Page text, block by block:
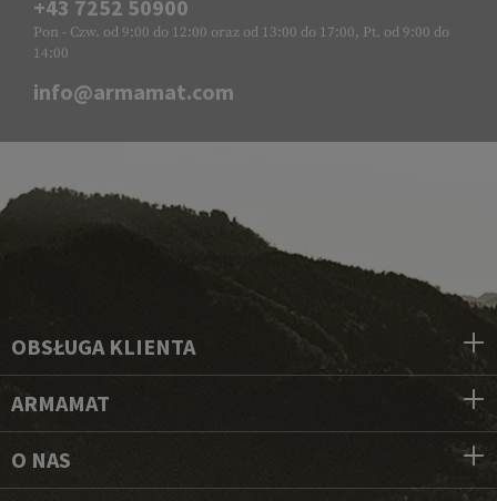
+43 7252 50900
Pon - Czw. od 9:00 do 12:00 oraz od 13:00 do 17:00, Pt. od 9:00 do
14:00
info@armamat.com
OBSŁUGA KLIENTA
ARMAMAT
O NAS